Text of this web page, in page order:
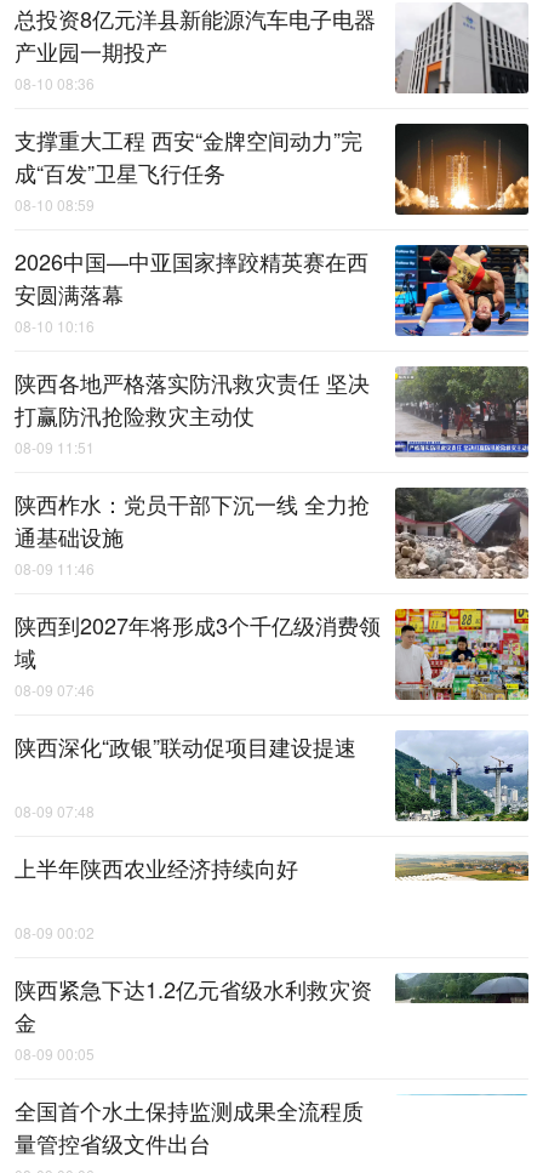
总投资8亿元洋县新能源汽车电子电器
产业园一期投产
08-10 08:36
支撑重大工程 西安“金牌空间动力”完
成“百发”卫星飞行任务
08-10 08:59
2026中国—中亚国家摔跤精英赛在西
安圆满落幕
08-10 10:16
陕西各地严格落实防汛救灾责任 坚决
打赢防汛抢险救灾主动仗
08-09 11:51
陕西柞水：党员干部下沉一线 全力抢
通基础设施
08-09 11:46
陕西到2027年将形成3个千亿级消费领
域
08-09 07:46
陕西深化“政银”联动促项目建设提速
08-09 07:48
上半年陕西农业经济持续向好
08-09 00:02
陕西紧急下达1.2亿元省级水利救灾资
金
08-09 00:05
全国首个水土保持监测成果全流程质
量管控省级文件出台